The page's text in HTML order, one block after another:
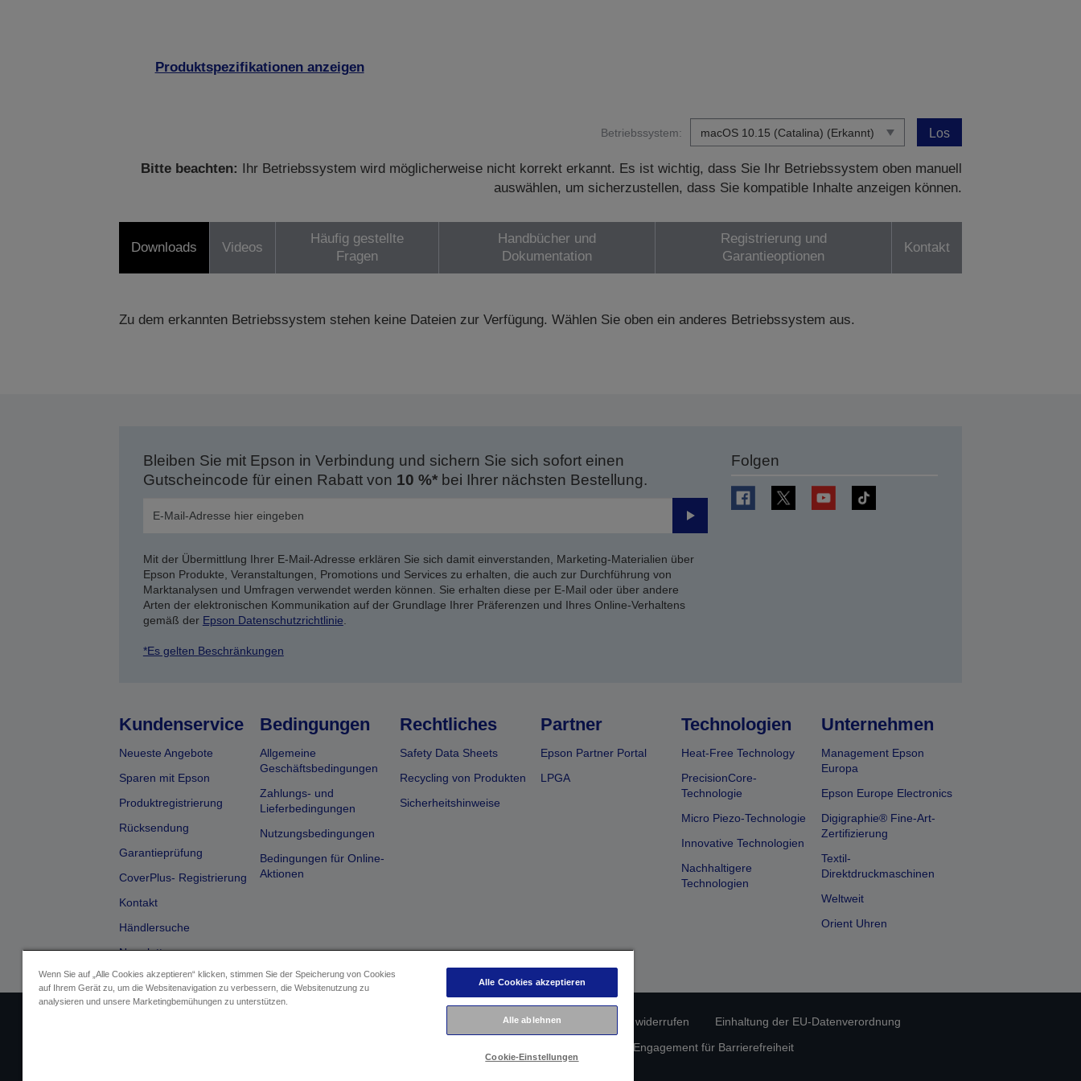
Produktspezifikationen anzeigen
Betriebssystem: Los
Bitte beachten:
Ihr Betriebssystem wird möglicherweise nicht korrekt erkannt. Es ist wichtig, dass Sie Ihr Betriebssystem oben manuell
auswählen, um sicherzustellen, dass Sie kompatible Inhalte anzeigen können.
Downloads Videos
Häufig gestellte
Fragen
Handbücher und
Dokumentation
Registrierung und
Garantieoptionen
Kontakt
Zu dem erkannten Betriebssystem stehen keine Dateien zur Verfügung. Wählen Sie oben ein anderes Betriebssystem aus.
Bleiben Sie mit Epson in Verbindung und sichern Sie sich sofort einen
Gutscheincode für einen Rabatt von 10 %*bei Ihrer nächsten Bestellung.
Senden
Mit der Übermittlung Ihrer E-Mail-Adresse erklären Sie sich damit einverstanden, Marketing-Materialien über
Epson Produkte, Veranstaltungen, Promotions und Services zu erhalten, die auch zur Durchführung von
Marktanalysen und Umfragen verwendet werden können. Sie erhalten diese per E-Mail oder über andere
Arten der elektronischen Kommunikation auf der Grundlage Ihrer Präferenzen und Ihres Online-Verhaltens
gemäß der Epson Datenschutzrichtlinie.
*Es gelten Beschränkungen
Folgen
Kundenservice
Neueste Angebote
Sparen mit Epson
Produktregistrierung
Rücksendung
Garantieprüfung
CoverPlus- Registrierung
Kontakt
Händlersuche
Newsletter
Bedingungen
Allgemeine
Geschäftsbedingungen
Zahlungs- und
Lieferbedingungen
Nutzungsbedingungen
Bedingungen für Online-
Aktionen
Rechtliches
Safety Data Sheets
Recycling von Produkten
Sicherheitshinweise
Partner
Epson Partner Portal
LPGA
Technologien
Heat-Free Technology
PrecisionCore-
Technologie
Micro Piezo-Technologie
Innovative Technologien
Nachhaltigere
Technologien
Unternehmen
Management Epson
Europa
Epson Europe Electronics
Digigraphie® Fine-Art-
Zertifizierung
Textil-
Direktdruckmaschinen
Weltweit
Orient Uhren
Datenschutzrichtlinie Vertrag widerrufen
Einhaltung der EU-Datenverordnung
Epson Engagement für Barrierefreiheit
Wenn Sie auf „Alle Cookies akzeptieren“ klicken, stimmen Sie der Speicherung von Cookies
auf Ihrem Gerät zu, um die Websitenavigation zu verbessern, die Websitenutzung zu
analysieren und unsere Marketingbemühungen zu unterstützen.
Alle Cookies akzeptieren
Alle ablehnen
Cookie-Einstellungen